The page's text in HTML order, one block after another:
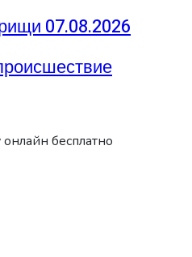
07.08.2026
бесплатно